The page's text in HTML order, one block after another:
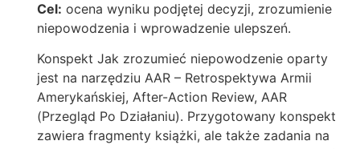
Cel: ocena wyniku podjętej decyzji, zrozumienie
niepowodzenia i wprowadzenie ulepszeń.
Konspekt Jak zrozumieć niepowodzenie oparty
jest na narzędziu AAR – Retrospektywa Armii
Amerykańskiej, After-Action Review, AAR
(Przegląd Po Działaniu). Przygotowany konspekt
zawiera fragmenty książki, ale także zadania na